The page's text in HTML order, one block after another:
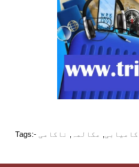
Tags:- کامیابی مکالمہ ناکامی